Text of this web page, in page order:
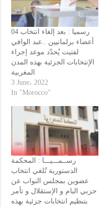
رسميا : بعد إلغاء انتخاب 04
أعضاء برلمانيين ..عبد الوافي
لفتيت يُحدّد موعد إجراء
الإنتخابات الجزئية بهذه المدن
المغربية
3 June، 2022
In "Morocco"
رســمـــيـــا : المحكمة
الدستورية تُلغي انتخاب
عضوين بمجلس النواب عن
حزبي البام و الإستقلال و تأمر
بتنظيم انتخابات جزئية بهذه